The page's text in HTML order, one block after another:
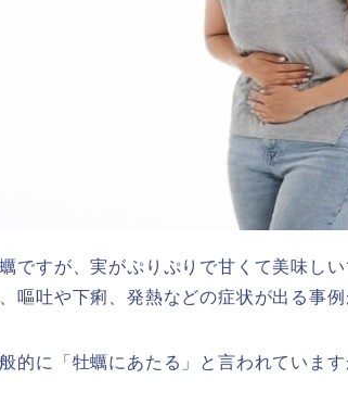
ですが、実がぷりぷりで甘くて美味し
嘔吐や下痢、発熱などの症状が出る事例
的に「牡蠣にあたる」と言われていま